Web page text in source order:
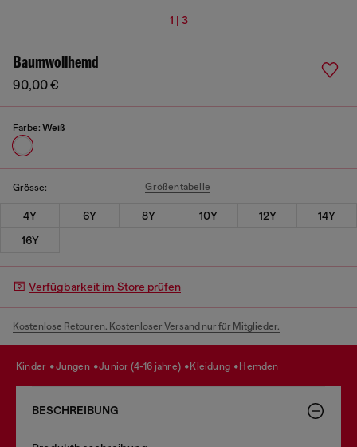
1 | 3
Baumwollhemd
90,00 €
Farbe: Weiß
Grösse: Größentabelle
4Y 6Y 8Y 10Y 12Y
14Y
16Y
Verfügbarkeit im Store prüfen
Kostenlose Retouren. Kostenloser Versand nur für Mitglieder.
kinder jungen junior (4-16 jahre) kleidung hemden
BESCHREIBUNG